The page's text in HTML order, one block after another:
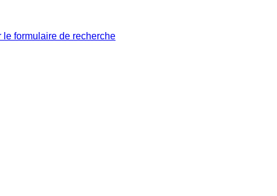
le formulaire de recherche